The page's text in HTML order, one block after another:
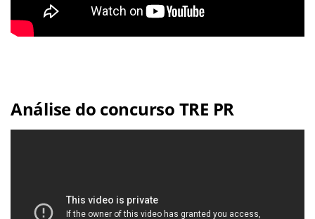
Análise do concurso TRE PR